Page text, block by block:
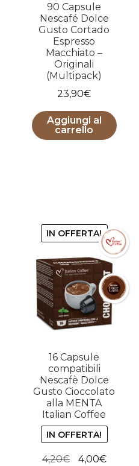
90 Capsule
Nescafé Dolce
Gusto Cortado
Espresso
Macchiato –
Originali
(Multipack)
23,90€
Aggiungi al
carrello
IN OFFERTA!
16 Capsule
compatibili
Nescafè Dolce
Gusto Cioccolato
alla MENTA
Italian Coffee
IN OFFERTA!
4,20€ 4,00€Il